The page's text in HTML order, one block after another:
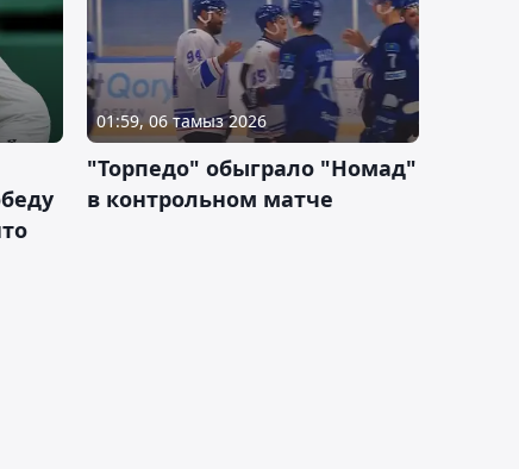
01:59, 06 тамыз 2026
"Торпедо" обыграло "Номад"
в контрольном матче